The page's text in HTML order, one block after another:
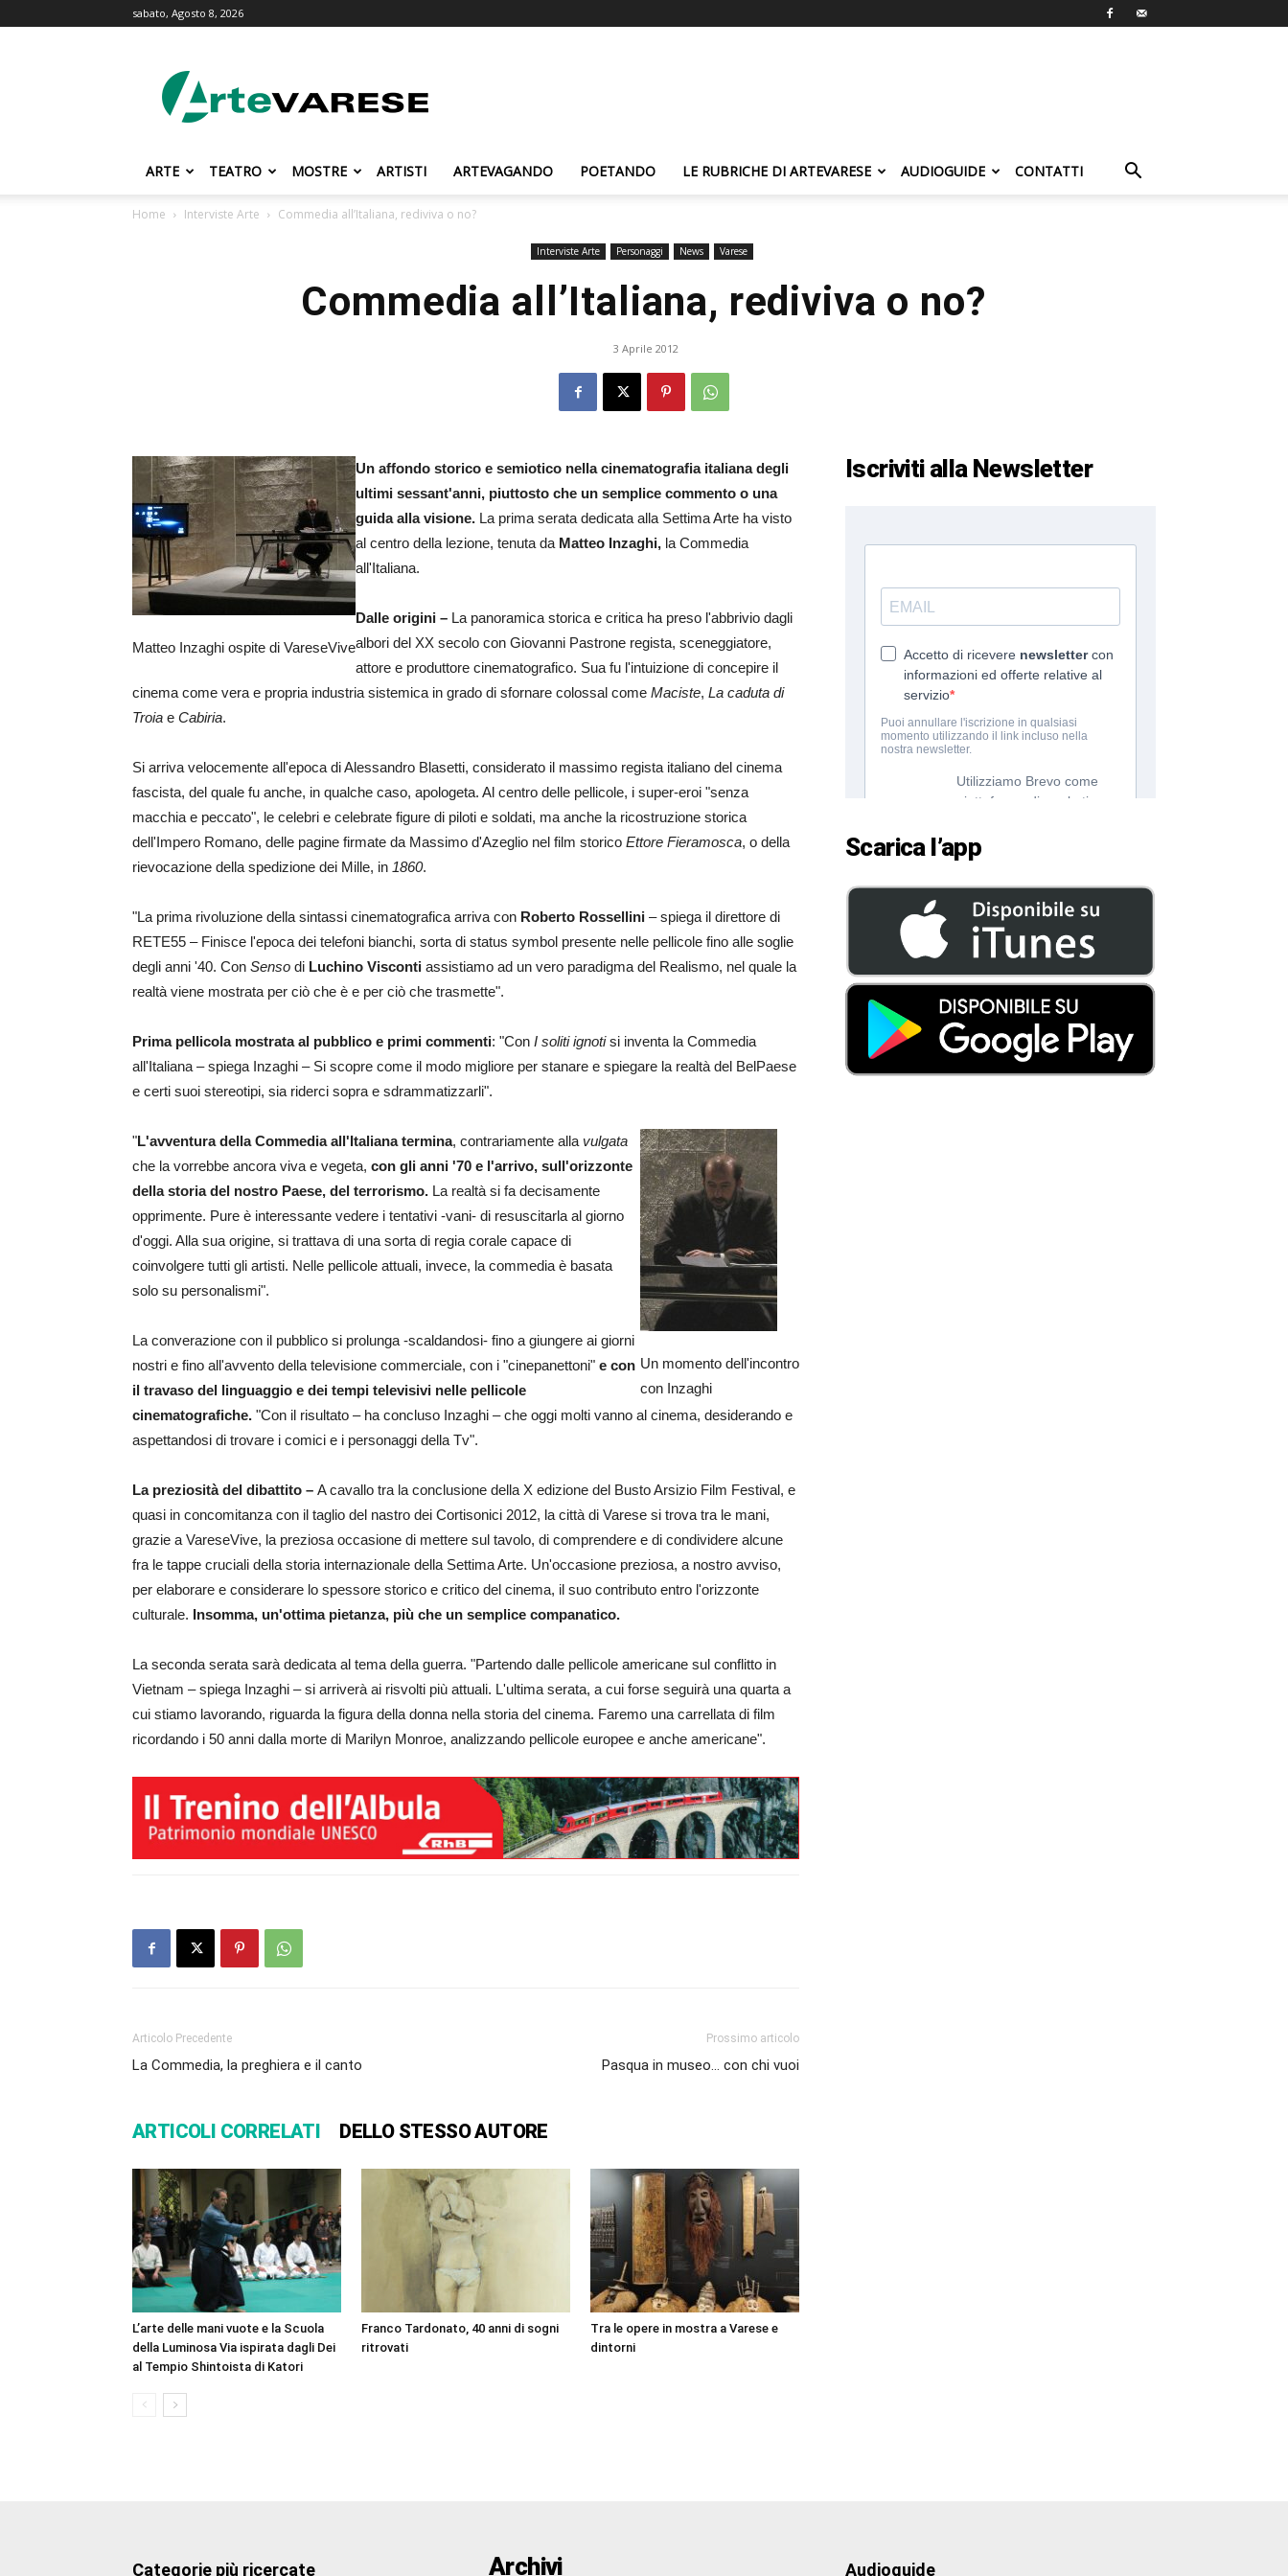
sabato, Agosto 8, 2026
ARTE TEATRO MOSTRE ARTISTI ARTEVAGANDO POETANDO LE RUBRICHE DI ARTEVARESE AUDIOGUIDE CONTATTI
Home Interviste Arte Commedia all’Italiana, rediviva o no?
Interviste Arte Personaggi News Varese
Commedia all’Italiana, rediviva o no?
3 Aprile 2012
Matteo Inzaghi ospite di VareseVive
Un affondo storico e semiotico nella cinematografia italiana degli
ultimi sessant'anni, piuttosto che un semplice commento o una
guida alla visione. La prima serata dedicata alla Settima Arte ha visto
al centro della lezione, tenuta da Matteo Inzaghi, la Commedia
all'Italiana.
Dalle origini – La panoramica storica e critica ha preso l'abbrivio dagli
albori del XX secolo con Giovanni Pastrone regista, sceneggiatore,
attore e produttore cinematografico. Sua fu l'intuizione di concepire il
cinema come vera e propria industria sistemica in grado di sfornare colossal come Maciste, La caduta di
Troia e Cabiria.
Si arriva velocemente all'epoca di Alessandro Blasetti, considerato il massimo regista italiano del cinema
fascista, del quale fu anche, in qualche caso, apologeta. Al centro delle pellicole, i super-eroi "senza
macchia e peccato", le celebri e celebrate figure di piloti e soldati, ma anche la ricostruzione storica
dell'Impero Romano, delle pagine firmate da Massimo d'Azeglio nel film storico Ettore Fieramosca, o della
rievocazione della spedizione dei Mille, in 1860.
"La prima rivoluzione della sintassi cinematografica arriva con Roberto Rossellini – spiega il direttore di
RETE55 – Finisce l'epoca dei telefoni bianchi, sorta di status symbol presente nelle pellicole fino alle soglie
degli anni '40. Con Senso di Luchino Visconti assistiamo ad un vero paradigma del Realismo, nel quale la
realtà viene mostrata per ciò che è e per ciò che trasmette".
Prima pellicola mostrata al pubblico e primi commenti: "Con I soliti ignotisi inventa la Commedia
all'Italiana – spiega Inzaghi – Si scopre come il modo migliore per stanare e spiegare la realtà del BelPaese
e certi suoi stereotipi, sia riderci sopra e sdrammatizzarli".
Un momento dell'incontro
con Inzaghi
"L'avventura della Commedia all'Italiana termina, contrariamente alla vulgata
che la vorrebbe ancora viva e vegeta, con gli anni '70 e l'arrivo, sull'orizzonte
della storia del nostro Paese, del terrorismo. La realtà si fa decisamente
opprimente. Pure è interessante vedere i tentativi -vani- di resuscitarla al giorno
d'oggi. Alla sua origine, si trattava di una sorta di regia corale capace di
coinvolgere tutti gli artisti. Nelle pellicole attuali, invece, la commedia è basata
solo su personalismi".
La converazione con il pubblico si prolunga -scaldandosi- fino a giungere ai giorni
nostri e fino all'avvento della televisione commerciale, con i "cinepanettoni" e con
il travaso del linguaggio e dei tempi televisivi nelle pellicole
cinematografiche. "Con il risultato – ha concluso Inzaghi – che oggi molti vanno al cinema, desiderando e
aspettandosi di trovare i comici e i personaggi della Tv".
La preziosità del dibattito – A cavallo tra la conclusione della X edizione del Busto Arsizio Film Festival, e
quasi in concomitanza con il taglio del nastro dei Cortisonici 2012, la città di Varese si trova tra le mani,
grazie a VareseVive, la preziosa occasione di mettere sul tavolo, di comprendere e di condividere alcune
fra le tappe cruciali della storia internazionale della Settima Arte. Un'occasione preziosa, a nostro avviso,
per elaborare e considerare lo spessore storico e critico del cinema, il suo contributo entro l'orizzonte
culturale. Insomma, un'ottima pietanza, più che un semplice companatico.
La seconda serata sarà dedicata al tema della guerra. "Partendo dalle pellicole americane sul conflitto in
Vietnam – spiega Inzaghi – si arriverà ai risvolti più attuali. L'ultima serata, a cui forse seguirà una quarta a
cui stiamo lavorando, riguarda la figura della donna nella storia del cinema. Faremo una carrellata di film
ricordando i 50 anni dalla morte di Marilyn Monroe, analizzando pellicole europee e anche americane".
Articolo Precedente
La Commedia, la preghiera e il canto
Prossimo articolo
Pasqua in museo… con chi vuoi
ARTICOLI CORRELATI DELLO STESSO AUTORE
L’arte delle mani vuote e la Scuola
della Luminosa Via ispirata dagli Dei
al Tempio Shintoista di Katori
Franco Tardonato, 40 anni di sogni
ritrovati
Tra le opere in mostra a Varese e
dintorni
Iscriviti alla Newsletter
Scarica l’app
Categorie più ricercate Archivi Audioguide